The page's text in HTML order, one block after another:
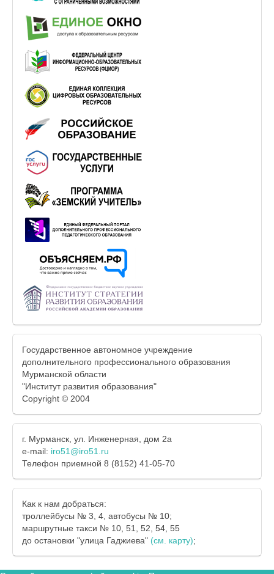
Государственное автономное учреждение
дополнительного профессионального образования
Мурманской области
"Институт развития образования"
Copyright © 2004
г. Мурманск, ул. Инженерная, дом 2а
e-mail: iro51@iro51.ru
Телефон приемной 8 (8152) 41-05-70
Как к нам добраться:
троллейбусы № 3, 4, автобусы № 10;
маршрутные такси № 10, 51, 52, 54, 55
до остановки "улица Гаджиева" (см. карту);